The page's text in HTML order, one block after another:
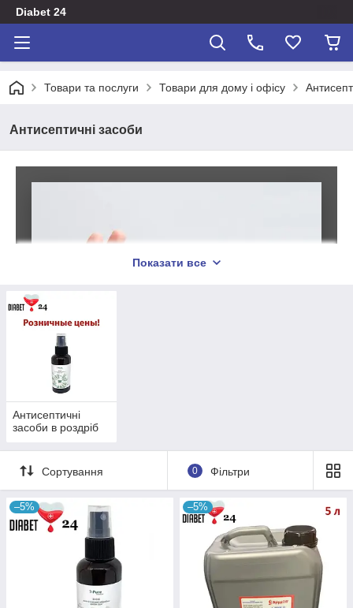
Diabet 24
Товари та послуги Товари для дому і офісу
Антисептичні засоби
Антисептичні засоби
Сучасні антисептики дозволяють ефективно
боротися з безліч вірусів, грибків, бактерій, які
знаходяться на руках і інших частинах тіла. При
Показати все
Антисептичні
засоби в роздріб
Сортування 0 Фільтри
–5% –5%